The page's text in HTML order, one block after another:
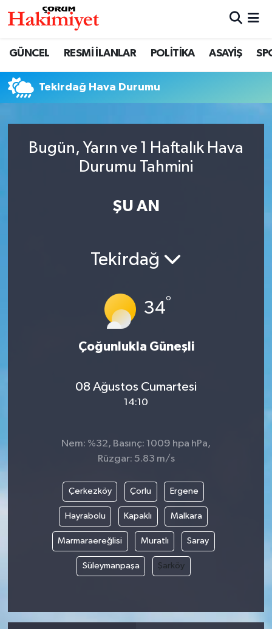
GÜNCEL RESMİ İLANLAR POLİTİKA ASAYİŞ
Tekirdağ Hava Durumu
Bugün, Yarın ve 1 Haftalık Hava
Durumu Tahmini
ŞU AN
Tekirdağ
34°
Çoğunlukla Güneşli
08 Ağustos Cumartesi
14:10
Nem: %32, Basınç: 1009 hpa hPa,
Rüzgar: 5.83 m/s
Çerkezköy Çorlu Ergene
Hayrabolu Kapaklı Malkara
Marmaraereğlisi Muratlı Saray
Süleymanpaşa Şarköy
EKONOMİ
TEKNOLOJİ
Nöbetçi Eczaneler
Süper Lig Puan Durumu ve Fikstür